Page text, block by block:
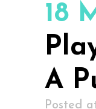
18
A
Posted